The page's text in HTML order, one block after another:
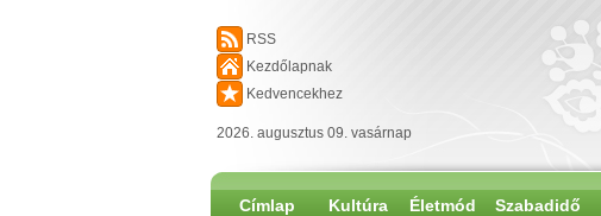
RSS
Kezdőlapnak
Kedvencekhez
2026. augusztus 09. vasárnap
Címlap Kultúra Életmód Szabadidő